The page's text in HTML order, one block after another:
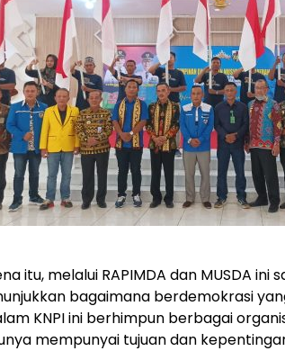
itu, melalui RAPIMDA dan MUSDA ini
bagaimana berdemokrasi
KNPI ini berhimpun berbagai
mempunyai tujuan dan